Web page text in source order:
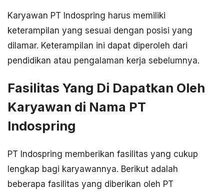
Karyawan PT Indospring harus memiliki
keterampilan yang sesuai dengan posisi yang
dilamar. Keterampilan ini dapat diperoleh dari
pendidikan atau pengalaman kerja sebelumnya.
Fasilitas Yang Di Dapatkan Oleh
Karyawan di Nama PT
Indospring
PT Indospring memberikan fasilitas yang cukup
lengkap bagi karyawannya. Berikut adalah
beberapa fasilitas yang diberikan oleh PT